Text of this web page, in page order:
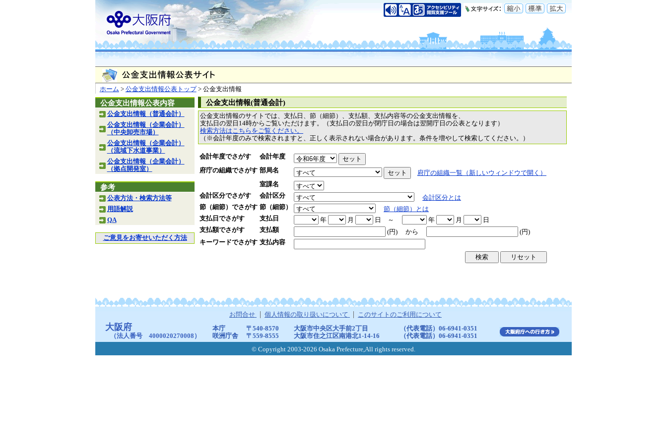
ホーム > 公金支出情報公表トップ> 公金支出情報
公金支出情報公表内容
公金支出情報（普通会計）
公金支出情報（企業会計）
（中央卸売市場）
公金支出情報（企業会計）
（流域下水道事業）
公金支出情報（企業会計）
（拠点開発室）
参考
公表方法・検索方法等
用語解説
QA
ご意見をお寄せいただく方法
公金支出情報(普通会計)
公金支出情報のサイトでは、支払日、節（細節）、支払額、支払内容等の公金支出情報を、
支払日の翌日14時からご覧いただけます。（支払日の翌日が閉庁日の場合は翌開庁日の公表となります）
検索方法はこちらをご覧ください。
（※会計年度のみで検索されますと、正しく表示されない場合があります。条件を増やして検索してください。）
会計年度でさがす
会計年度
府庁の組織でさがす 部局名
府庁の組織一覧（新しいウィンドウで開く）
室課名
会計区分でさがす
会計区分
会計区分とは
節（細節）でさがす 節（細節）
節（細節）とは
支払日でさがす
支払日 年 月 日 ～ 年 月
日
支払額でさがす
支払額 (円) から
(円)
キーワードでさがす 支払内容
お問合せ 個人情報の取り扱いについて このサイトのご利用について
大阪府
（法人番号 4000020270008）
本庁 〒540-8570 大阪市中央区大手前2丁目
（代表電話）06-6941-0351
咲洲庁舎
〒559-8555 大阪市住之江区南港北1-14-16
（代表電話）06-6941-0351
© Copyright 2003-2026 Osaka Prefecture,All rights reserved.